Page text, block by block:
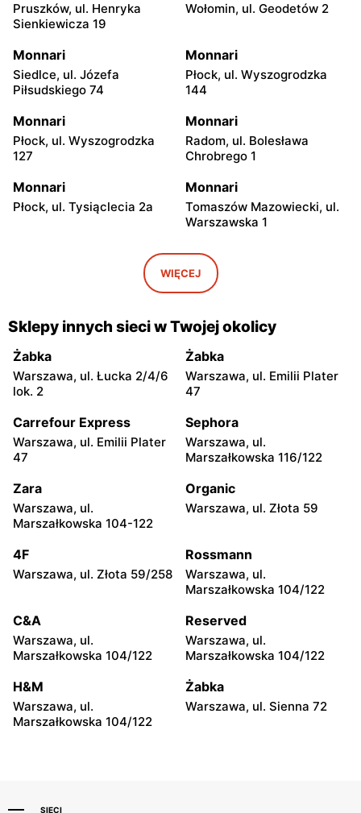
Pruszków, ul. Henryka
Sienkiewicza 19
Wołomin, ul. Geodetów 2
Monnari
Siedlce, ul. Józefa
Piłsudskiego 74
Monnari
Płock, ul. Wyszogrodzka
144
Monnari
Płock, ul. Wyszogrodzka
127
Monnari
Radom, ul. Bolesława
Chrobrego 1
Monnari
Płock, ul. Tysiąclecia 2a
Monnari
Tomaszów Mazowiecki, ul.
Warszawska 1
Katowice, ul. Tadeusza
Monnari
Puławy, ul. Lubelska 2
Monnari
Łódź, ul. Brzezińska 27/29
Monnari
Łódź al. Marsz. Józefa
Piłsudskiego 94
Monnari
Piłsudskiego 15/23
Monnari
Monnari
4
Monnari
Monnari Monnari
Monnari Monnari
Piotrków Trybunalski, ul.
Monnari
Łódź al. Jana Pawła II 30
Monnari
Włocławek, ul. Jana
Monnari
Ostrowiec Świętokrzyski,
Monnari
WIĘCEJ
Sklepy innych sieci w Twojej okolicy
Żabka
Warszawa, ul. Łucka 2/4/6
lok. 2
Żabka
Warszawa, ul. Emilii Plater
47
Carrefour Express
Warszawa, ul. Emilii Plater
47
Sephora
Warszawa, ul.
Marszałkowska 116/122
Zara
Warszawa, ul.
Marszałkowska 104-122
Organic
Warszawa, ul. Złota 59
4F
Warszawa, ul. Złota 59/258
Rossmann
Warszawa, ul.
Marszałkowska 104/122
C&A
Warszawa, ul.
Marszałkowska 104/122
Reserved
Warszawa, ul.
Marszałkowska 104/122
H&M
Warszawa, ul.
Marszałkowska 104/122
Żabka
Warszawa, ul. Sienna 72
SIECI